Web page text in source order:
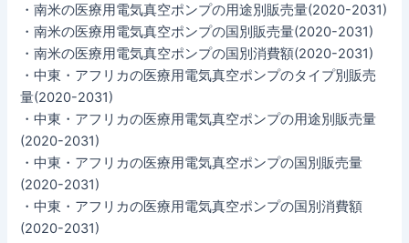
・南米の医療用電気真空ポンプの用途別販売量(2020-2031)
・南米の医療用電気真空ポンプの国別販売量(2020-2031)
・南米の医療用電気真空ポンプの国別消費額(2020-2031)
・中東・アフリカの医療用電気真空ポンプのタイプ別販売
量(2020-2031)
・中東・アフリカの医療用電気真空ポンプの用途別販売量
(2020-2031)
・中東・アフリカの医療用電気真空ポンプの国別販売量
(2020-2031)
・中東・アフリカの医療用電気真空ポンプの国別消費額
(2020-2031)